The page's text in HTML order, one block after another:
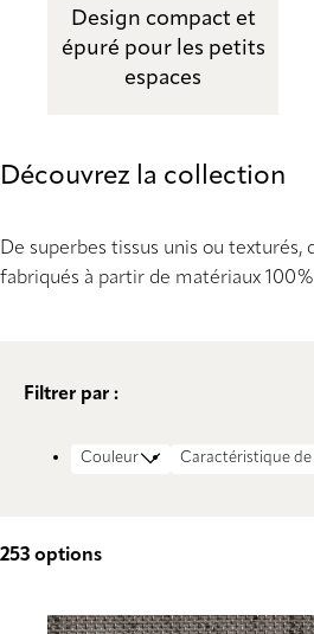
Design compact et
épuré pour les petits
espaces
Découvrez la collection
De superbes tissus unis ou texturés,
fabriqués à partir de matériaux
Filtrer par :
Couleur Caractéristique
253 options